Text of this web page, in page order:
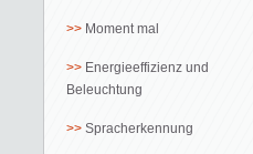
Moment mal
Energieeffizienz und
Beleuchtung
Spracherkennung